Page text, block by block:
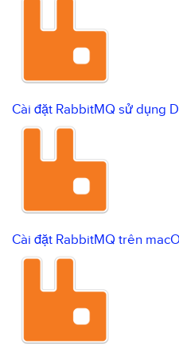
Cài đặt RabbitMQ sử dụng
Cài đặt RabbitMQ trên